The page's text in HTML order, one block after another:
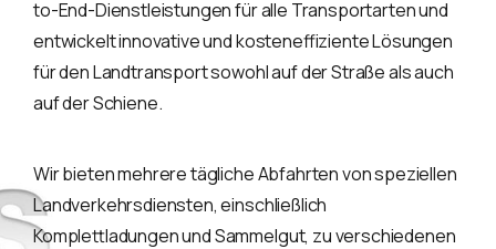
to-End-Dienstleistungen für alle Transportarten und
entwickelt innovative und kosteneffiziente Lösungen
für den Landtransport sowohl auf der Straße als auch
auf der Schiene.
Wir bieten mehrere tägliche Abfahrten von speziellen
Landverkehrsdiensten, einschließlich
Komplettladungen und Sammelgut, zu verschiedenen